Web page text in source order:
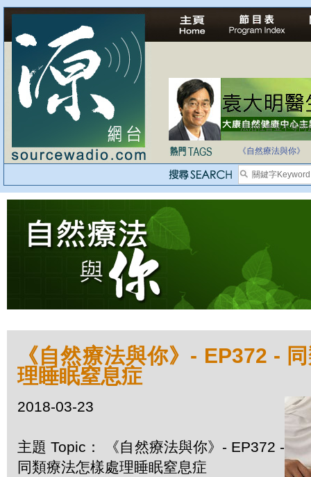
法治社會並不等同
《自然療法與你》
《自然療法與你》- EP372 -
理睡眠窒息症
2018-03-23
主題 Topic： 《自然療法與你》- EP372 -
同類療法怎樣處理睡眠窒息症